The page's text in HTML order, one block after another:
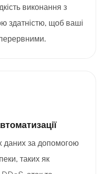
виконання з
здатністю, щоб ваші
даних за допомогою
таких як